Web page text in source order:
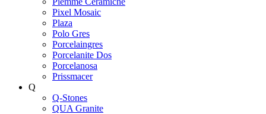
Pixel Mosaic
Plaza
Polo Gres
Porcelaingres
Porcelanite Dos
Porcelanosa
Prissmacer
Q
Q-Stones
QUA Granite